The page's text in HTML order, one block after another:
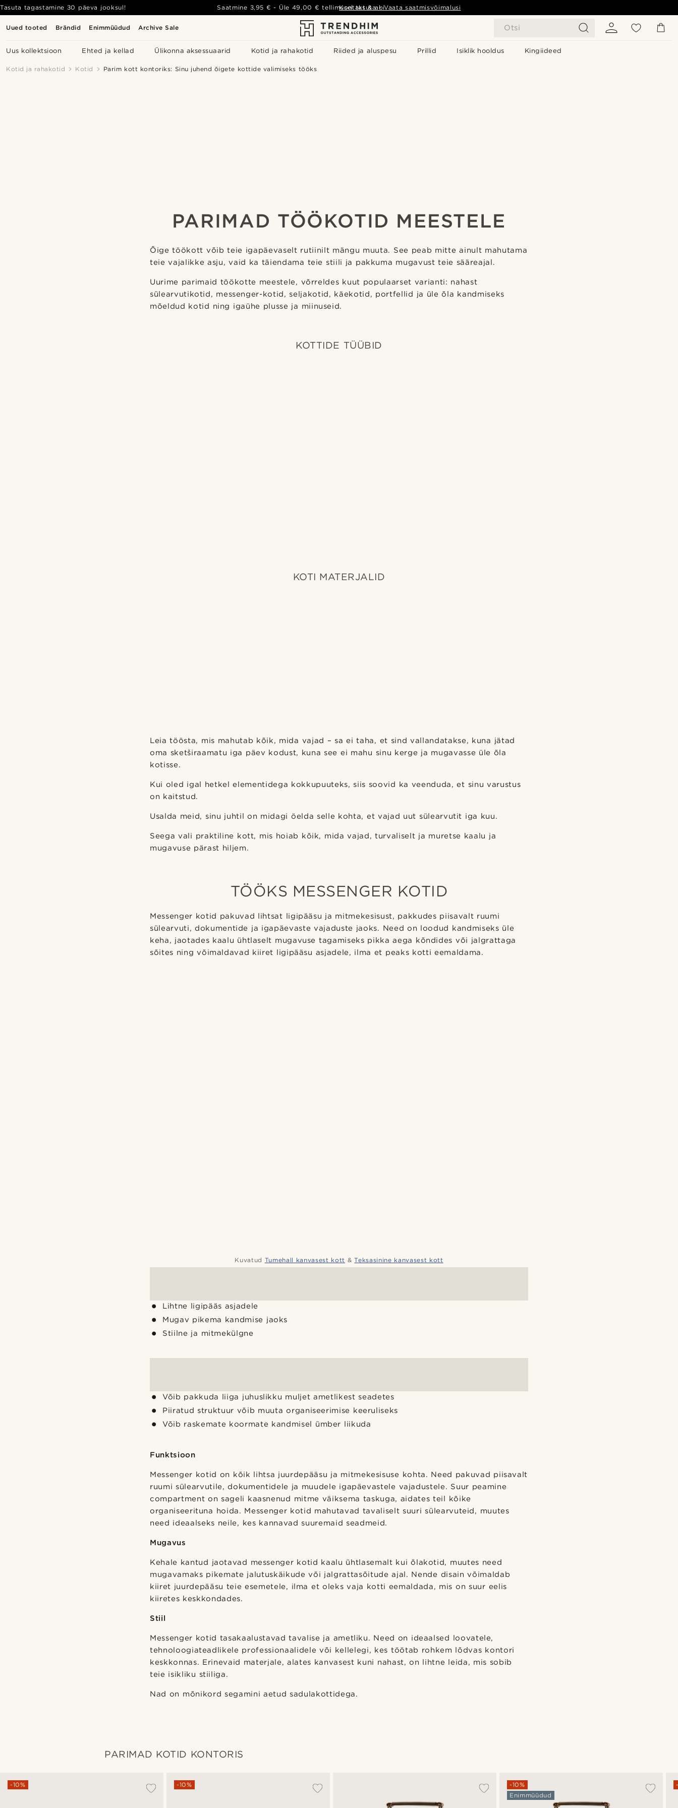
Uued tooted Brändid Enimmüüdud Archive Sale Otsi
Uus kollektsioon Ehted ja kellad Ülikonna aksessuaarid Kotid ja rahakotid Riided ja aluspesu Prillid Isiklik hooldus Kingiideed
Tasuta tagastamine 30 päeva jooksul! Saatmine 3,95 € - Üle 49,00 € tellimusel tasuta- Vaata saatmisvõimalusi
Kontakt & abi
Kotid ja rahakotid Kotid Parim kott kontoriks: Sinu juhend õigete kottide valimiseks tööks
PARIMAD TÖÖKOTID MEESTELE
Õige töökott võib teie igapäevaselt rutiinilt mängu muuta. See peab mitte ainult mahutama
teie vajalikke asju, vaid ka täiendama teie stiili ja pakkuma mugavust teie sääreajal.
Uurime parimaid töökotte meestele, võrreldes kuut populaarset varianti: nahast
sülearvutikotid, messenger-kotid, seljakotid, käekotid, portfellid ja üle õla kandmiseks
mõeldud kotid ning igaühe plusse ja miinuseid.
KOTTIDE TÜÜBID
KOTI MATERJALID
Leia töösta, mis mahutab kõik, mida vajad – sa ei taha, et sind vallandatakse, kuna jätad
oma sketširaamatu iga päev kodust, kuna see ei mahu sinu kerge ja mugavasse üle õla
kotisse.
Kui oled igal hetkel elementidega kokkupuuteks, siis soovid ka veenduda, et sinu varustus
on kaitstud.
Usalda meid, sinu juhtil on midagi öelda selle kohta, et vajad uut sülearvutit iga kuu.
Seega vali praktiline kott, mis hoiab kõik, mida vajad, turvaliselt ja muretse kaalu ja
mugavuse pärast hiljem.
TÖÖKS MESSENGER KOTID
Messenger kotid pakuvad lihtsat ligipääsu ja mitmekesisust, pakkudes piisavalt ruumi
sülearvuti, dokumentide ja igapäevaste vajaduste jaoks. Need on loodud kandmiseks üle
keha, jaotades kaalu ühtlaselt mugavuse tagamiseks pikka aega kõndides või jalgrattaga
sõites ning võimaldavad kiiret ligipääsu asjadele, ilma et peaks kotti eemaldama.
Kuvatud Tumehall kanvasest kott &Teksasinine kanvasest kott
Lihtne ligipääs asjadele
Mugav pikema kandmise jaoks
Stiilne ja mitmekülgne
Võib pakkuda liiga juhuslikku muljet ametlikest seadetes
Piiratud struktuur võib muuta organiseerimise keeruliseks
Võib raskemate koormate kandmisel ümber liikuda
Funktsioon
Messenger kotid on kõik lihtsa juurdepääsu ja mitmekesisuse kohta. Need pakuvad piisavalt
ruumi sülearvutile, dokumentidele ja muudele igapäevastele vajadustele. Suur peamine
compartment on sageli kaasnenud mitme väiksema taskuga, aidates teil kõike
organiseerituna hoida. Messenger kotid mahutavad tavaliselt suuri sülearvuteid, muutes
need ideaalseks neile, kes kannavad suuremaid seadmeid.
Mugavus
Kehale kantud jaotavad messenger kotid kaalu ühtlasemalt kui õlakotid, muutes need
mugavamaks pikemate jalutuskäikude või jalgrattasõitude ajal. Nende disain võimaldab
kiiret juurdepääsu teie esemetele, ilma et oleks vaja kotti eemaldada, mis on suur eelis
kiiretes keskkondades.
Stiil
Messenger kotid tasakaalustavad tavalise ja ametliku. Need on ideaalsed loovatele,
tehnoloogiateadlikele professionaalidele või kellelegi, kes töötab rohkem lõdvas kontori
keskkonnas. Erinevaid materjale, alates kanvasest kuni nahast, on lihtne leida, mis sobib
teie isikliku stiiliga.
Nad on mõnikord segamini aetud sadulakottidega.
PARIMAD KOTID KONTORIS
-10% -10%
-10%
Enimmüüdud